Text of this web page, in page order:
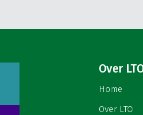
Over
Home
Over LTO